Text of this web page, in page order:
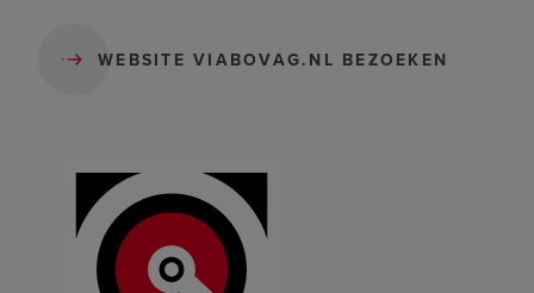
WEBSITE VIABOVAG.NL BEZOEKEN